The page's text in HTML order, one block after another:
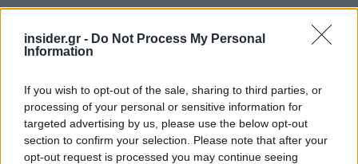
insider.gr - Do Not Process My Personal
Information
If you wish to opt-out of the sale, sharing to third parties, or
processing of your personal or sensitive information for
targeted advertising by us, please use the below opt-out
section to confirm your selection. Please note that after your
opt-out request is processed you may continue seeing